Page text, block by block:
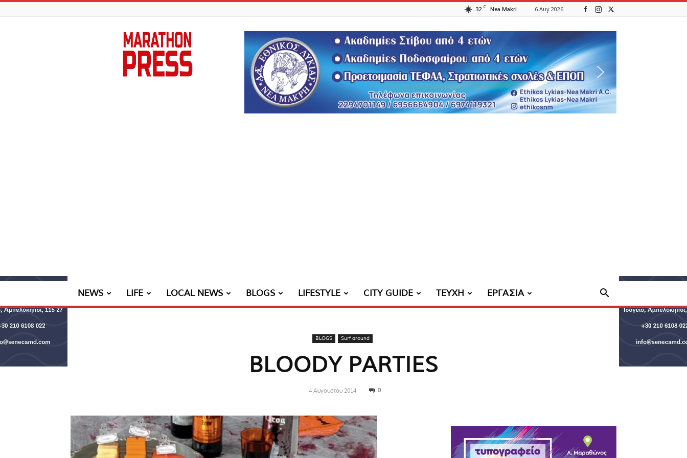
32 C Nea Makri 6 Αυγ 2026
Marathon
Press
NEWS LIFE LOCAL NEWS BLOGS LIFESTYLE CITY GUIDE ΤΕΥΧΗ ΕΡΓΑΣΙΑ
BLOGS Surf around
BLOODY PARTIES
4 Αυγούστου 2014 0